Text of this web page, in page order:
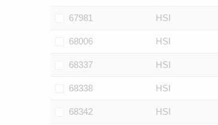
67981 HSI
68006 HSI
68337 HSI
68338 HSI
68342 HSI